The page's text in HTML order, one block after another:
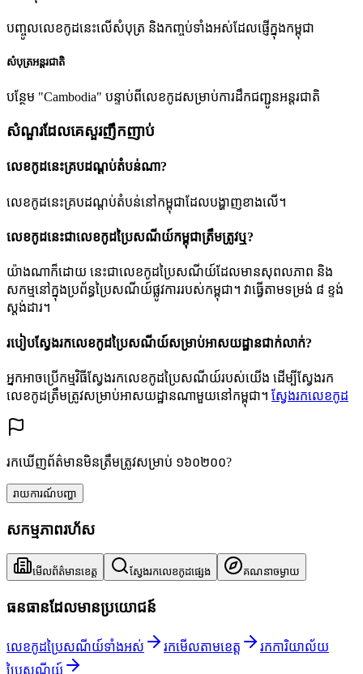
បញ្ចូលលេខកូដនេះលើសំបុត្រ និងកញ្ចប់ទាំងអស់ដែលផ្ញើក្នុងកម្ពុជា
សំបុត្រអន្តរជាតិ
បន្ថែម "Cambodia" បន្ទាប់ពីលេខកូដសម្រាប់ការដឹកជញ្ជូនអន្តរជាតិ
សំណួរដែលគេសួរញឹកញាប់
លេខកូដនេះគ្របដណ្តប់តំបន់ណា?
លេខកូដនេះគ្របដណ្តប់តំបន់នៅកម្ពុជាដែលបង្ហាញខាងលើ។
លេខកូដនេះជាលេខកូដប្រៃសណីយ៍កម្ពុជាត្រឹមត្រូវឬ?
យ៉ាងណាក៏ដោយ នេះជាលេខកូដប្រៃសណីយ៍ដែលមានសុពលភាព និង
សកម្មនៅក្នុងប្រព័ន្ធប្រៃសណីយ៍ផ្លូវការរបស់កម្ពុជា។ វាធ្វើតាមទម្រង់ ៨ ខ្ទង់
ស្តង់ដារ។
របៀបស្វែងរកលេខកូដប្រៃសណីយ៍សម្រាប់អាសយដ្ឋានជាក់លាក់?
អ្នកអាចប្រើកម្មវិធីស្វែងរកលេខកូដប្រៃសណីយ៍របស់យើង ដើម្បីស្វែងរក
លេខកូដត្រឹមត្រូវសម្រាប់អាសយដ្ឋានណាមួយនៅកម្ពុជា។ ស្វែងរកលេខកូដ
រកឃើញព័ត៌មានមិនត្រឹមត្រូវសម្រាប់ ១៦០២០០?
រាយការណ៍បញ្ហា
សកម្មភាពរហ័ស
មើលព័ត៌មានខេត្ត ស្វែងរកលេខកូដផ្សេង គណនាចម្ងាយ
ធនធានដែលមានប្រយោជន៍
លេខកូដប្រៃសណីយ៍ទាំងអស់ រកមើលតាមខេត្ត
រកការិយាល័យ
ប្រៃសណីយ៍